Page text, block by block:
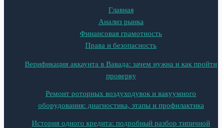
Главная
Анализ рынка
Финансовая грамотность
Права и безопасность
Верификация аккаунта в Вавада: зачем нужна и как пройти
проверку
Ремонт роторных воздуходувок и вакуумного
оборудования: диагностика, этапы и профилактика
История одного кредита: подробный разбор типичной